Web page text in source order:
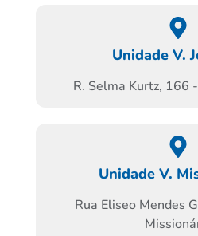
Unidade V.
R. Selma Kurtz, 166
Unidade V.
Rua Eliseo Mendes